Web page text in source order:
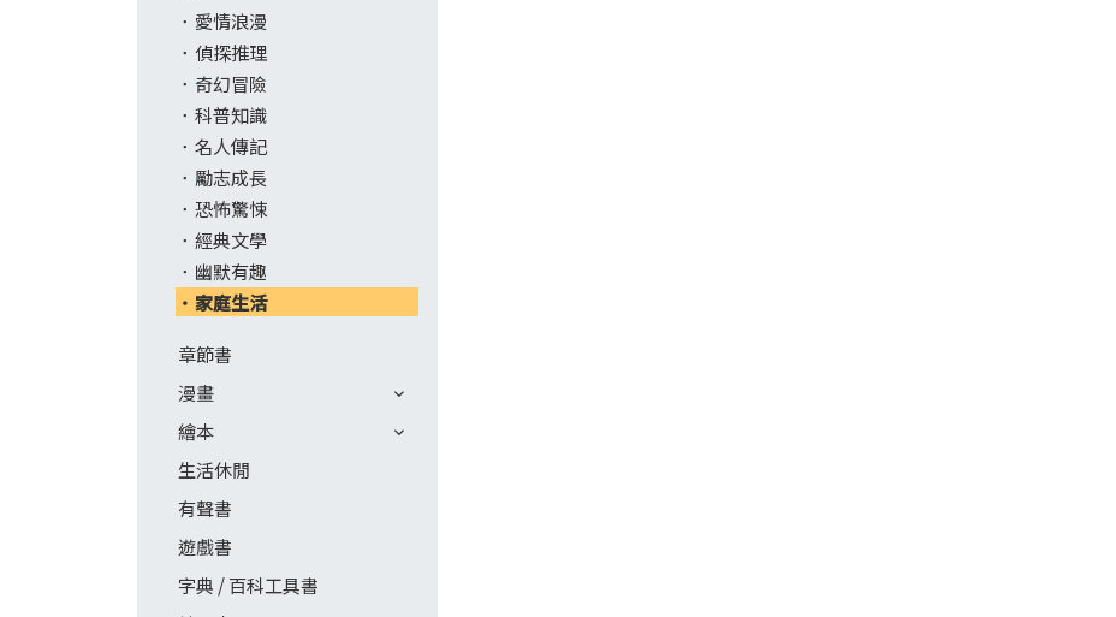
愛情浪漫
偵探推理
奇幻冒險
科普知識
名人傳記
勵志成長
恐怖驚悚
經典文學
幽默有趣
家庭生活
章節書
漫畫
繪本
生活休閒
有聲書
遊戲書
字典 / 百科工具書